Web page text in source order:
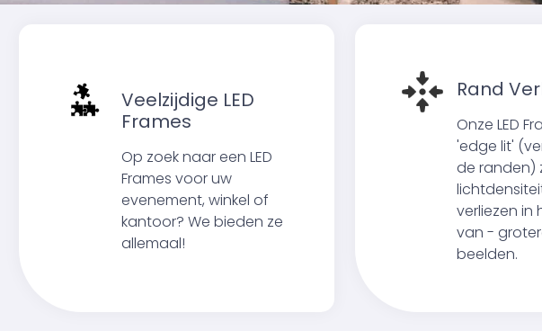
Veelzijdige LED
Frames
Op zoek naar een LED
Frames voor uw
evenement, winkel of
kantoor? We bieden ze
allemaal!
Rand
Onze LED
'edge lit'
de randen)
verliezen in
van -
beelden.